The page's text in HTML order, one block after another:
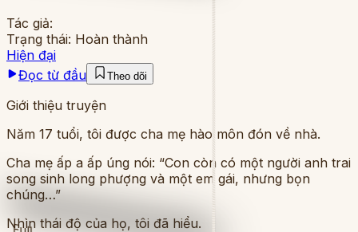
Tác giả:
Trạng thái: Hoàn thành
Hiện đại
Đọc từ đầu
Theo dõi
Giới thiệu truyện
Năm 17 tuổi, tôi được cha mẹ hào môn đón về nhà.
Cha mẹ ấp a ấp úng nói: “Con còn có một người anh trai
song sinh long phượng và một em gái, nhưng bọn
chúng…”
Nhìn thái độ của họ, tôi đã hiểu.